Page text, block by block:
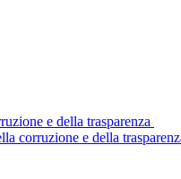
e della trasparenza
corruzione e della